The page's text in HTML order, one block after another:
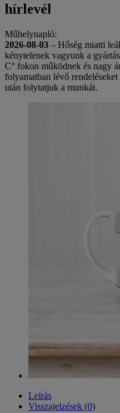
hírlevél
Műhelynapló:
2026-08-03 – Hőség miatti
kénytelenek vagyunk a
C° fokon működnek és nagy
folyamatban lévő
után folytatjuk a munkát.
Leírás
Visszajelzések (0)